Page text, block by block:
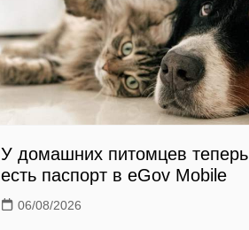
i
У домашних питомцев теперь
есть паспорт в eGov Mobile
06/08/2026